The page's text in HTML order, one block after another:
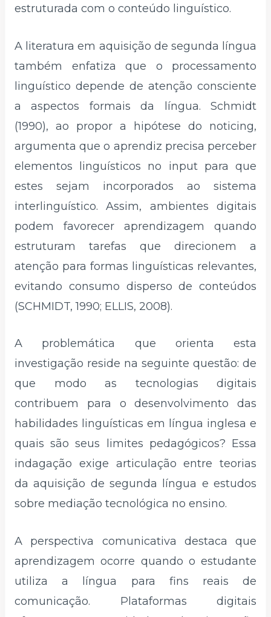
estruturada com o conteúdo linguístico.
A literatura em aquisição de segunda língua
também enfatiza que o processamento
linguístico depende de atenção consciente
a aspectos formais da língua. Schmidt
(1990), ao propor a hipótese do noticing,
argumenta que o aprendiz precisa perceber
elementos linguísticos no input para que
estes sejam incorporados ao sistema
interlinguístico. Assim, ambientes digitais
podem favorecer aprendizagem quando
estruturam tarefas que direcionem a
atenção para formas linguísticas relevantes,
evitando consumo disperso de conteúdos
(SCHMIDT, 1990; ELLIS, 2008).
A problemática que orienta esta
investigação reside na seguinte questão: de
que modo as tecnologias digitais
contribuem para o desenvolvimento das
habilidades linguísticas em língua inglesa e
quais são seus limites pedagógicos? Essa
indagação exige articulação entre teorias
da aquisição de segunda língua e estudos
sobre mediação tecnológica no ensino.
A perspectiva comunicativa destaca que
aprendizagem ocorre quando o estudante
utiliza a língua para fins reais de
comunicação. Plataformas digitais